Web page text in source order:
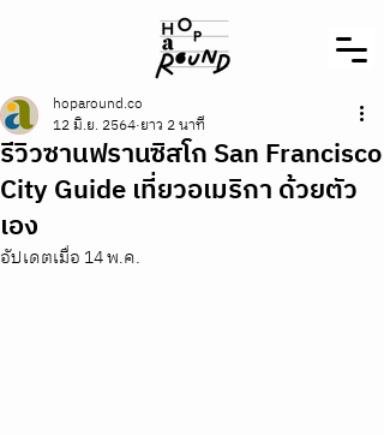
รีวิวซานฟรานซิสโก San Francisco
City Guide เที่ยวอเมริกา ด้วยตัว
เอง
hoparound.co
12 มิ.ย. 2564 ยาว 2 นาที
อัปเดตเมื่อ 14 พ.ค.